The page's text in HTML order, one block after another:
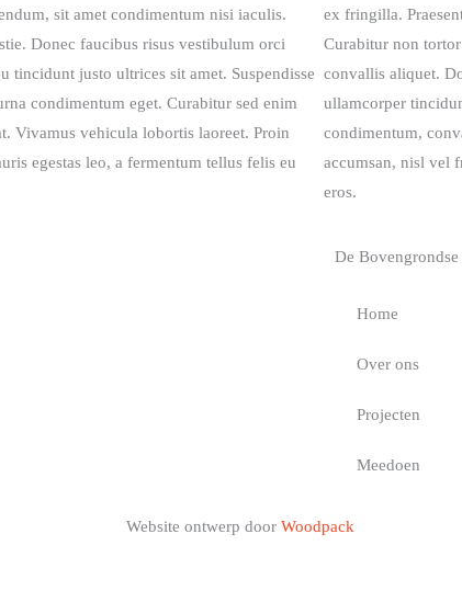
sit amet condimentum nisi iaculis.
Donec faucibus risus vestibulum orci
justo ultrices sit amet. Suspendisse
condimentum eget. Curabitur sed enim
Vivamus vehicula lobortis laoreet. Proin
egestas leo, a fermentum tellus felis eu
ex fringilla.
Curabitur non
convallis aliquet.
ullamcorper
condimentum,
accumsan, nisl vel
eros.
De Bovengrondse
Home
Over ons
Projecten
Meedoen
Website ontwerp door Woodpack